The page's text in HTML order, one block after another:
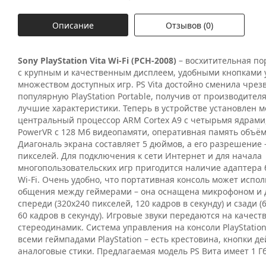
Описание Отзывов (0)
Sony PlayStation Vita Wi-Fi (PCH-2008) – восхитительная
с крупным и качественным дисплеем, удобными кнопками
множеством доступных игр. PS Vita достойно сменила
популярную PlayStation Portable, получив от
лучшие характеристики. Теперь в устройстве установлен
центральный процессор ARM Cortex A9 с четырьмя
PowerVR с 128 Мб видеопамяти, оперативная память
Диагональ экрана составляет 5 дюймов, а его разрешение
пикселей. Для подключения к сети Интернет и для начала
многопользовательских игр пригодится наличие
Wi-Fi. Очень удобно, что портативная консоль может
общения между геймерами – она оснащена микрофоном и
спереди (320x240 пикселей, 120 кадров в секунду) и сзади
60 кадров в секунду). Игровые звуки передаются на
стереодинамик. Система управления на консоли
всеми геймпадами PlayStation – есть крестовина, кнопки
аналоговые стики. Предлагаемая модель PS Вита имеет 1